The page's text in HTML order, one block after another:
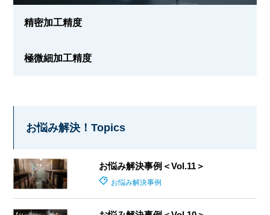
精密加工精度
極微細加工精度
お悩み解決！Topics
お悩み解決事例＜Vol.11＞
お悩み解決事例